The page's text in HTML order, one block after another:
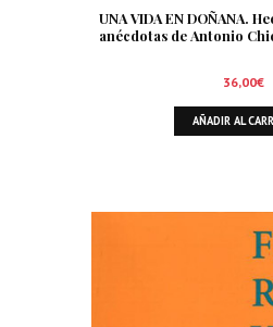
UNA VIDA EN DOÑANA.
anécdotas de Antonio
36,00€
AÑADIR AL